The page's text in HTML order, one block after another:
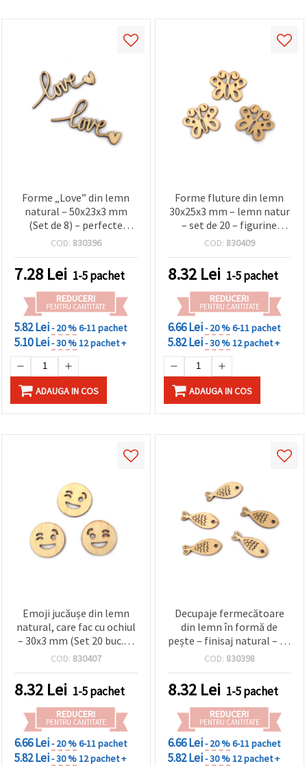
Forme „Love” din lemn
natural – 50x23x3 mm
(Set de 8) – perfecte
pentru hobby creativ,
cadouri handmade
COD: 830396
7.28 Lei 1-5 pachet
REDUCERI
PENTRU CANTITATE
5.82 Lei- 20 %6-11 pachet
5.10 Lei- 30 %12 pachet +
ADAUGA IN COS
Forme fluture din lemn
30x25x3 mm – lemn natur
– set de 20 – figurine
decorative pentru hobby
proiecte DIY
COD: 830409
8.32 Lei 1-5 pachet
REDUCERI
PENTRU CANTITATE
6.66 Lei- 20 %6-11 pachet
5.82 Lei- 30 %12 pachet +
ADAUGA IN COS
Emoji jucăușe din lemn
natural, care fac cu ochiul
– 30x3 mm (Set 20 buc.) –
perfecte pentru craft
pentru copii și proiecte
DIY creative
COD: 830407
8.32 Lei 1-5 pachet
REDUCERI
PENTRU CANTITATE
6.66 Lei- 20 %6-11 pachet
5.82 Lei- 30 %12 pachet +
Decupaje fermecătoare
din lemn în formă de
pește – finisaj natural – 30
x 12 x 3 mm, set 20 buc –
decorațiuni de vară și
proiecte de artă
COD: 830398
8.32 Lei 1-5 pachet
REDUCERI
PENTRU CANTITATE
6.66 Lei- 20 %6-11 pachet
5.82 Lei- 30 %12 pachet +